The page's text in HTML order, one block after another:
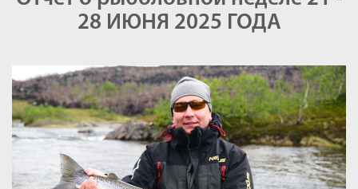
28 ИЮНЯ 2025 ГОДА